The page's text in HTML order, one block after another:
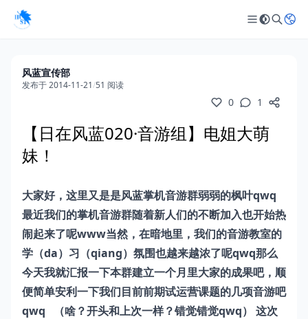
风蓝宣传部
发布于 2014-11-21/51 阅读
0 1
【日在风蓝020·音游组】电姐大萌
妹！
大家好，这里又是是风蓝掌机音游群弱弱的枫叶qwq
最近我们的掌机音游群随着新人们的不断加入也开始热
闹起来了呢www当然，在暗地里，我们的音游教室的
学（da）习（qiang）氛围也越来越浓了呢qwq那么
今天我就汇报一下本群建立一个月里大家的成果吧，顺
便简单安利一下我们目前前期试运营课题的几项音游吧
qwq
（啥？开头和上次一样？错觉错觉qwq） 这次